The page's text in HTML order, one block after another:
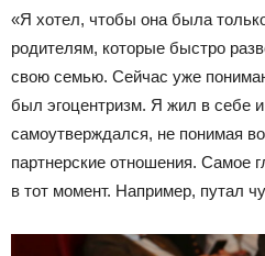
«Я хотел, чтобы она была
родителям, которые быстро
свою семью. Сейчас уже
был эгоцентризм. Я жил в себе и
самоутверждался, не понимая
партнерские отношения. Самое
в тот момент. Например, путал